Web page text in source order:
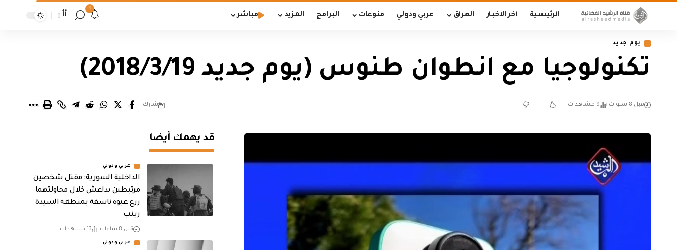
الرئيسية اخر الاخبار العراق عربي ودولي منوعات البرامج المزيد مباشر
9
أأ
يوم جديد
تكنولوجيا مع انطوان طنوس (يوم جديد 2018/3/19)
قبل 8 سنوات 9 مشاهدات شارك
قد يهمك أيضا
عربي ودولي
الداخلية السورية: مقتل شخصين
مرتبطين بداعش خلال محاولتهما
زرع عبوة ناسفة بمنطقة السيدة
زينب
قبل 8 ساعات 13 مشاهدات
عربي ودولي